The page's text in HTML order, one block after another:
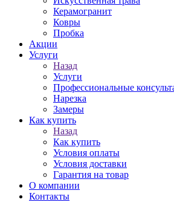
Керамогранит
Ковры
Пробка
Акции
Услуги
Назад
Услуги
Профессиональные
Нарезка
Замеры
Как купить
Назад
Как купить
Условия оплаты
Условия доставки
Гарантия на товар
О компании
Контакты